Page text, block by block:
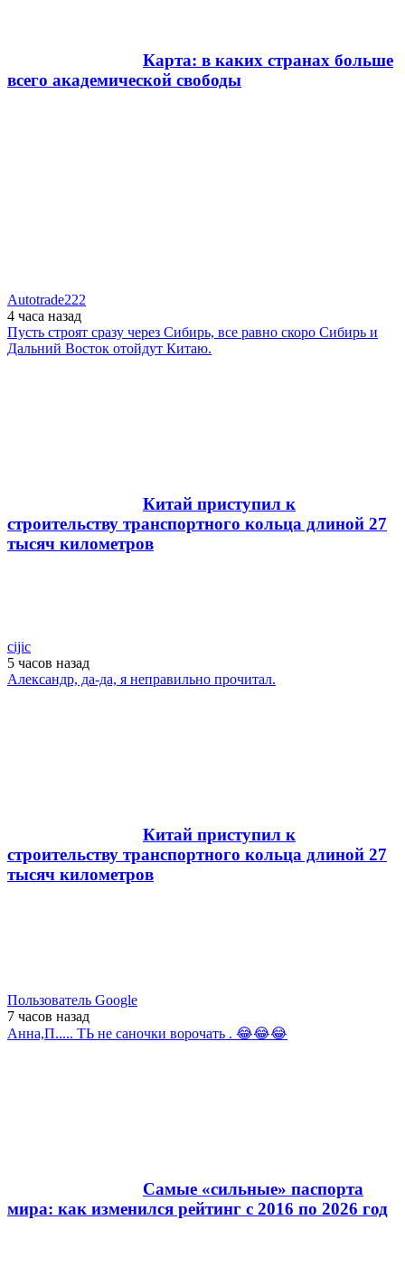
Карта: в каких странах больше
всего академической свободы
Autotrade222
4 часа назад
Пусть строят сразу через Сибирь, все равно скоро Сибирь и
Дальний Восток отойдут Китаю.
Китай приступил к
строительству транспортного кольца длиной 27
тысяч километров
cijic
5 часов назад
Александр, да-да, я неправильно прочитал.
Китай приступил к
строительству транспортного кольца длиной 27
тысяч километров
Пользователь Google
7 часов назад
Анна,П..... ТЬ не саночки ворочать . 😂😂😂
Самые «сильные» паспорта
мира: как изменился рейтинг с 2016 по 2026 год